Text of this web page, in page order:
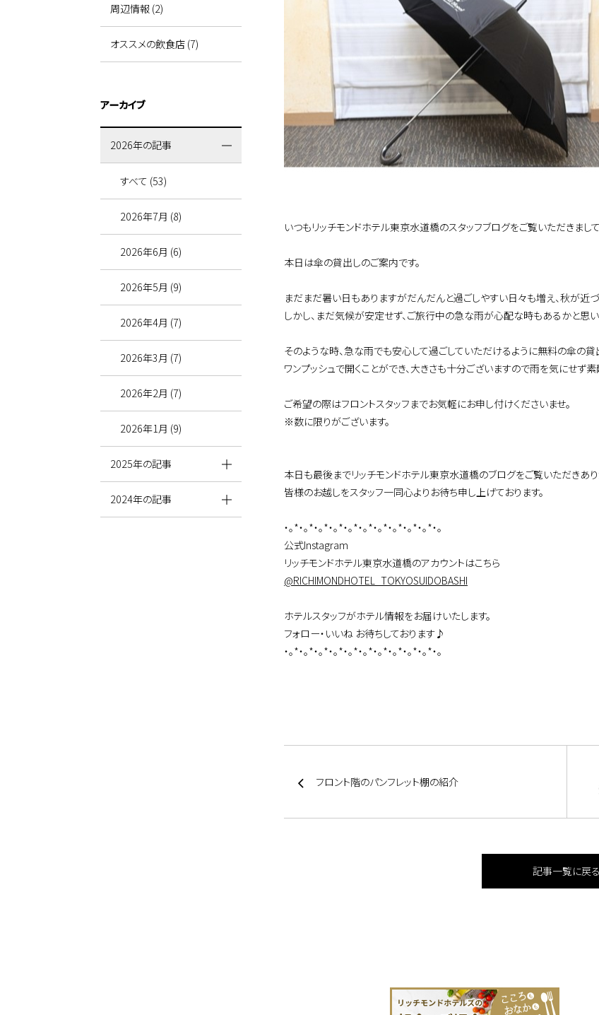
いつもリッチモンドホテル東京水道橋のスタッフブログをご覧いただきまし
本日は傘の貸出しのご案内です。
まだまだ暑い日もありますがだんだんと過ごしやすい日々も増え、秋が近づ
しかし、まだ気候が安定せず、ご旅行中の急な雨が心配な時もあるかと思い
そのような時、急な雨でも安心して過ごしていただけるように無料の傘の貸
ワンプッシュで開くことができ、大きさも十分ございますので雨を気にせず
ご希望の際はフロントスタッフまでお気軽にお申し付けくださいませ。
※数に限りがございます。
本日も最後までリッチモンドホテル東京水道橋のブログをご覧いただきあり
皆様のお越しをスタッフ一同心よりお待ち申し上げております。
・。*・。*・。*・。*・。*・。*・。*・。*・。*・。*・。
公式Instagram
リッチモンドホテル東京水道橋のアカウントはこちら
@RICHIMONDHOTEL_TOKYOSUIDOBASHI
ホテルスタッフがホテル情報をお届けいたします。
フォロー・いいね お待ちしております♪
・。*・。*・。*・。*・。*・。*・。*・。*・。*・。*・。
フロント階のパンフレット棚の紹介
記事一覧に戻る
周辺情報 (2)
オススメの飲食店 (7)
アーカイブ
2026年の記事
すべて (53)
2026年7月 (8)
2026年6月 (6)
2026年5月 (9)
2026年4月 (7)
2026年3月 (7)
2026年2月 (7)
2026年1月 (9)
2025年の記事
2024年の記事